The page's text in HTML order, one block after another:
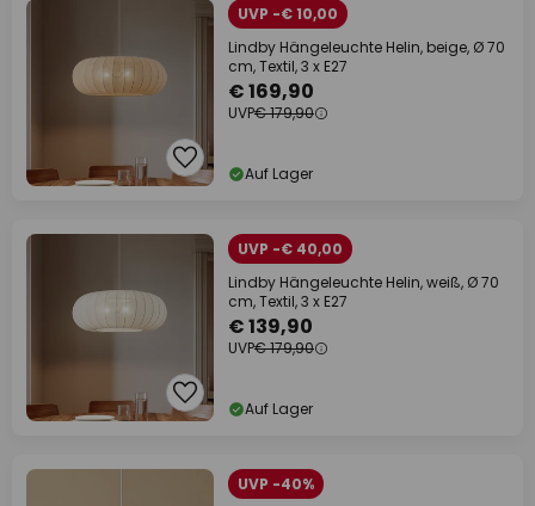
UVP -€ 10,00
Lindby Hängeleuchte Helin, beige, Ø 70
cm, Textil, 3 x E27
€ 169,90
UVP€ 179,90
Auf Lager
UVP -€ 40,00
Lindby Hängeleuchte Helin, weiß, Ø 70
cm, Textil, 3 x E27
€ 139,90
UVP€ 179,90
Auf Lager
UVP -40%